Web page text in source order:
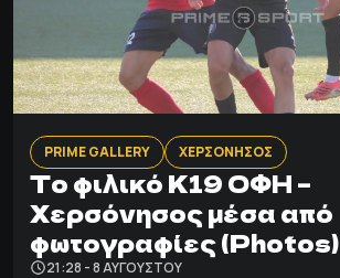
PRIME GALLERY ΧΕΡΣΟΝΗΣΟΣ
Το φιλικό Κ19 ΟΦΗ –
Χερσόνησος μέσα από
φωτογραφίες (Photos)
21:28 - 8 ΑΥΓΟΎΣΤΟΥ